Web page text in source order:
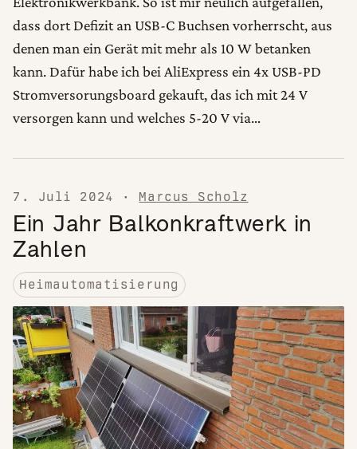
dass dort Defizit an USB-C Buchsen vorherrscht, aus
denen man ein Gerät mit mehr als 10 W betanken
kann. Dafür habe ich bei AliExpress ein 4x USB-PD
Stromversorungsboard gekauft, das ich mit 24 V
versorgen kann und welches 5-20 V via…
7. Juli 2024 · Marcus Scholz
Ein Jahr Balkonkraftwerk in
Zahlen
Heimautomatisierung